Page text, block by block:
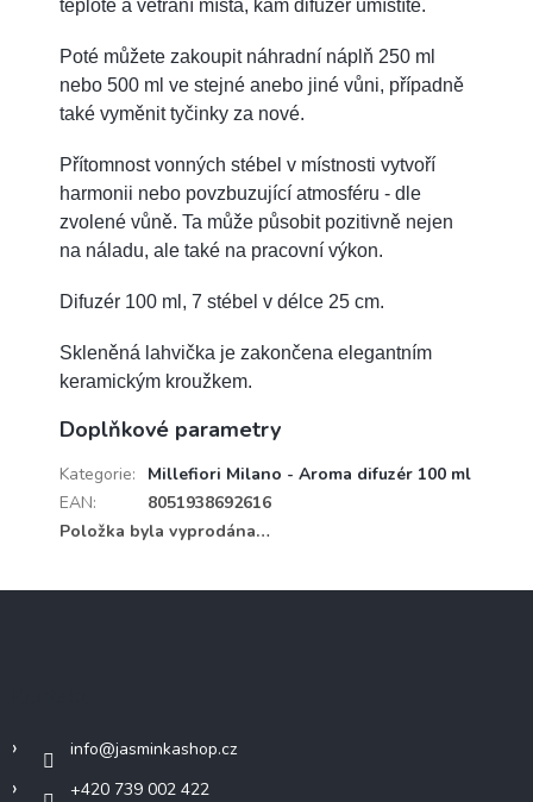
teplotě a větrání místa, kam difuzér umístíte.
Poté můžete zakoupit náhradní náplň 250 ml
nebo 500 ml ve stejné anebo jiné vůni, případně
také vyměnit tyčinky za nové.
Přítomnost vonných stébel v místnosti vytvoří
harmonii nebo povzbuzující atmosféru - dle
zvolené vůně. Ta může působit pozitivně nejen
na náladu, ale také na pracovní výkon.
Difuzér 100 ml, 7 stébel v délce 25 cm.
Skleněná lahvička je zakončena elegantním
keramickým kroužkem.
Doplňkové parametry
Kategorie:
Millefiori Milano - Aroma difuzér 100 ml
EAN:
8051938692616
Položka byla vyprodána…
info@jasminkashop.cz
+420 739 002 422